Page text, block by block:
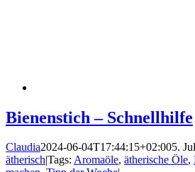
Bienenstich – Schnellhilfe
Claudia2024-06-04T17:44:15+02:005.
ätherisch|Tags: Aromaöle, ätherische Öle,